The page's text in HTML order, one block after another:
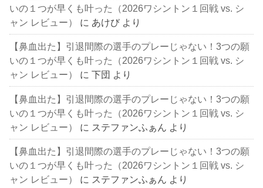
いの１つが早くも叶った（2026ワシントン１回戦 vs. シ
ャン レビュー）
に あけび より
【鼻血出た】引退間際の選手のプレーじゃない！3つの願
いの１つが早くも叶った（2026ワシントン１回戦 vs. シ
ャン レビュー）
に下団 より
【鼻血出た】引退間際の選手のプレーじゃない！3つの願
いの１つが早くも叶った（2026ワシントン１回戦 vs. シ
ャン レビュー）
に ステファンふぁん より
【鼻血出た】引退間際の選手のプレーじゃない！3つの願
いの１つが早くも叶った（2026ワシントン１回戦 vs. シ
ャン レビュー）
に ステファンふぁん より